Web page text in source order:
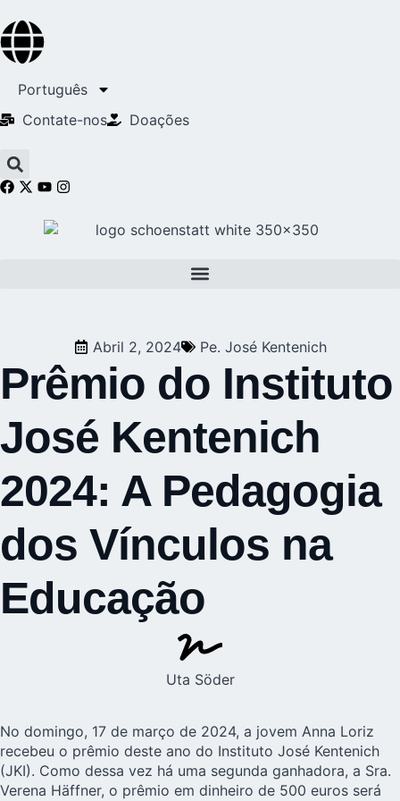
Português
Contate-nos
Doações
Abril 2, 2024 Pe. José Kentenich
Prêmio do Instituto
José Kentenich
2024: A Pedagogia
dos Vínculos na
Educação
Uta Söder
No domingo, 17 de março de 2024, a jovem Anna Loriz
recebeu o prêmio deste ano do Instituto José Kentenich
(JKI). Como dessa vez há uma segunda ganhadora, a Sra.
Verena Häffner, o prêmio em dinheiro de 500 euros será